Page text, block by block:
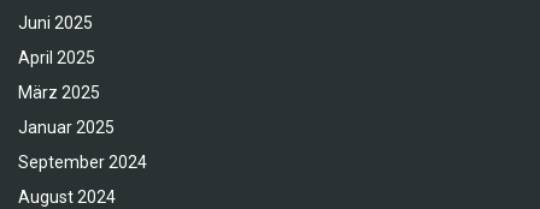
Juni 2025
April 2025
März 2025
Januar 2025
September 2024
August 2024